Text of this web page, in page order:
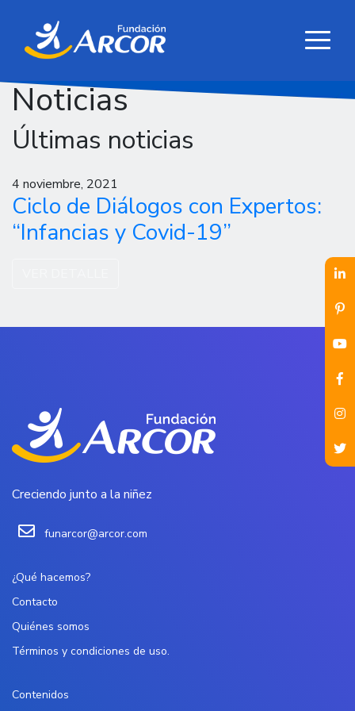
Noticias
Últimas noticias
4 noviembre, 2021
Ciclo de Diálogos con Expertos:
“Infancias y Covid-19”
Creciendo junto a la niñez
funarcor@arcor.com
¿Qué hacemos?
Contacto
Quiénes somos
Términos y condiciones de uso.
Contenidos